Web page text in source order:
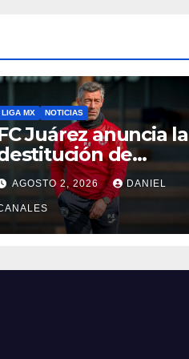
LIGA MX NOTICIAS
Juárez anuncia la
de
Caixinha
AGOSTO 2, 2026 DANIEL